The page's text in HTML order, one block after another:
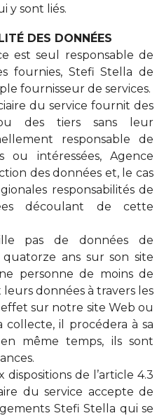
y sont liés.
DES DONNÉES
est seul responsable de
fournies, Stefi Stella de
fournisseur de services.
du service fournit des
ou des tiers sans leur
responsable de
ou intéressées, Agence
des données et, le cas
responsabilités de
découlant de cette
pas de données de
ans sur son site
personne de moins de
données à travers les
sur notre site Web ou
il procédera à sa
même temps, ils sont
de l’article 4.3
du service accepte de
Stefi Stella qui se